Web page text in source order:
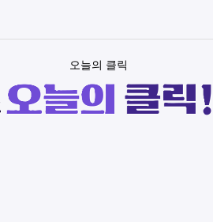
오늘의 클릭